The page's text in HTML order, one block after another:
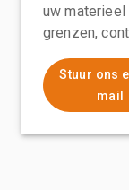
uw
grenzen,
Stuur ons
mail